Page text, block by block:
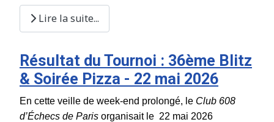
Lire la suite...
Résultat du Tournoi : 36ème Blitz
& Soirée Pizza - 22 mai 2026
En cette veille de week-end prolongé, le Club 608
d’Échecs de Paris organisait le 22 mai 2026